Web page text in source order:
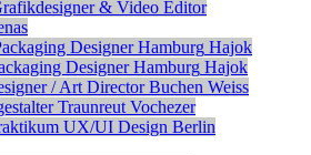
& Video Editor
Designer Hamburg Hajok
Designer Hamburg Hajok
/ Art Director Buchen Weiss
Traunreut Vochezer
UX/UI Design Berlin